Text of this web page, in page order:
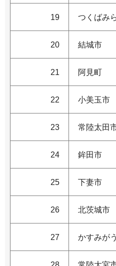
19 つくばみ
20 結城市
21 阿見町
22 小美玉市
23 常陸太田
24 鉾田市
25 下妻市
26 北茨城市
27 かすみが